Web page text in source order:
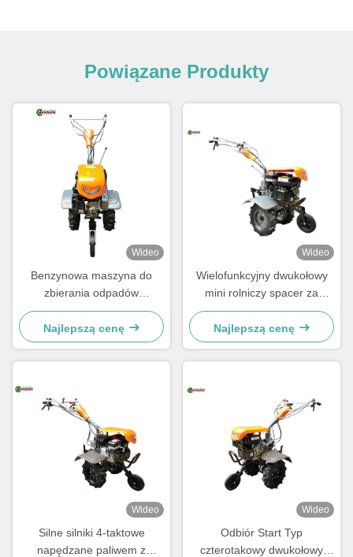
Powiązane Produkty
Wideo
Benzynowa maszyna do
zbierania odpadów
rolniczych Dwóchkołowy
ciągnik rolniczy 7 KM
Najlepszą cenę
Wideo
Wielofunkcyjny dwukołowy
mini rolniczy spacer za
Tillerem 7HP
Najlepszą cenę
Wideo
Silne silniki 4-taktowe
napędzane paliwem z
Wideo
Odbiór Start Typ
czterotakowy dwukołowy